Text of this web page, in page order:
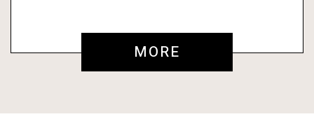
MORE